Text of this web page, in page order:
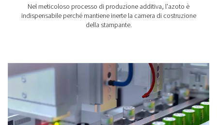
Produzione di caffè
L'azoto espelle l'ossigeno e l'umidità che possono
stantio il caffè. Per mantenere il sapore del caffè e
la durata, il suo imballaggio viene inertizzato con